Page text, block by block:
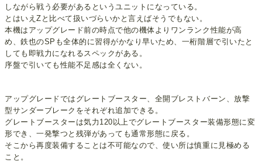
しながら戦う必要があるというユニットになっている。
とはいえZと比べて扱いづらいかと言えばそうでもない。
本機はアップグレード前の時点で他の機体よりワンランク性能が高
め、鉄也のSPも全体的に習得がかなり早いため、一桁階層で引いたと
しても即戦力になれるスペックがある。
序盤で引いても性能不足感は全くない。
アップグレードではグレートブースター、全開ブレストバーン、放撃
型サンダーブレークをそれぞれ追加できる。
グレートブースターは気力120以上でグレートブースター装備形態に変
形でき、一発撃つと残弾があっても通常形態に戻る。
そこから再度装備することは不可能なので、使い所は慎重に見極める
こと。